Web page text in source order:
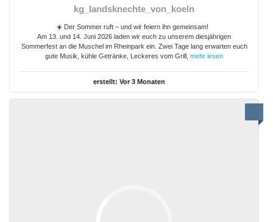
kg_landsknechte_von_koeln
☀️ Der Sommer ruft – und wir feiern ihn gemeinsam!
Am 13. und 14. Juni 2026 laden wir euch zu unserem diesjährigen
Sommerfest an die Muschel im Rheinpark ein. Zwei Tage lang erwarten euch
gute Musik, kühle Getränke, Leckeres vom Grill, mehr lesen
erstellt: Vor 3 Monaten